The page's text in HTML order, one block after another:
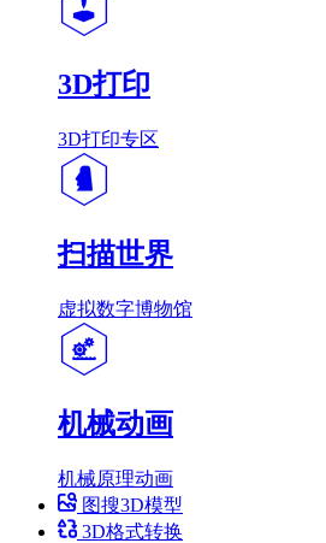
3D打印
3D打印专区
扫描世界
虚拟数字博物馆
机械动画
机械原理动画
图搜3D模型
3D格式转换